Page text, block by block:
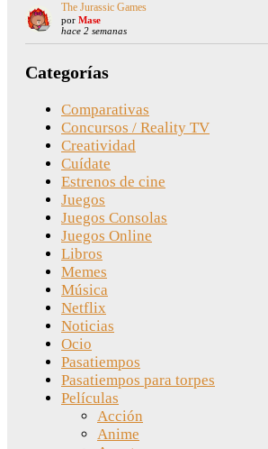
The Jurassic Games
por Mase
hace 2 semanas
Categorías
Comparativas
Concursos / Reality TV
Creatividad
Cuídate
Estrenos de cine
Juegos
Juegos Consolas
Juegos Online
Libros
Memes
Música
Netflix
Noticias
Ocio
Pasatiempos
Pasatiempos para torpes
Películas
Acción
Anime